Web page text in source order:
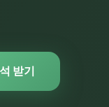
받기